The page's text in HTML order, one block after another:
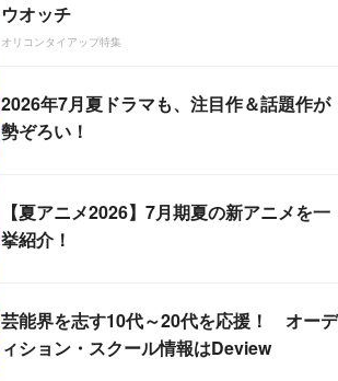
ウオッチ
オリコンタイアップ特集
2026年7月夏ドラマも、注目作＆話題作が
勢ぞろい！
【夏アニメ2026】7月期夏の新アニメを一
挙紹介！
芸能界を志す10代～20代を応援！ オーデ
ィション・スクール情報はDeview